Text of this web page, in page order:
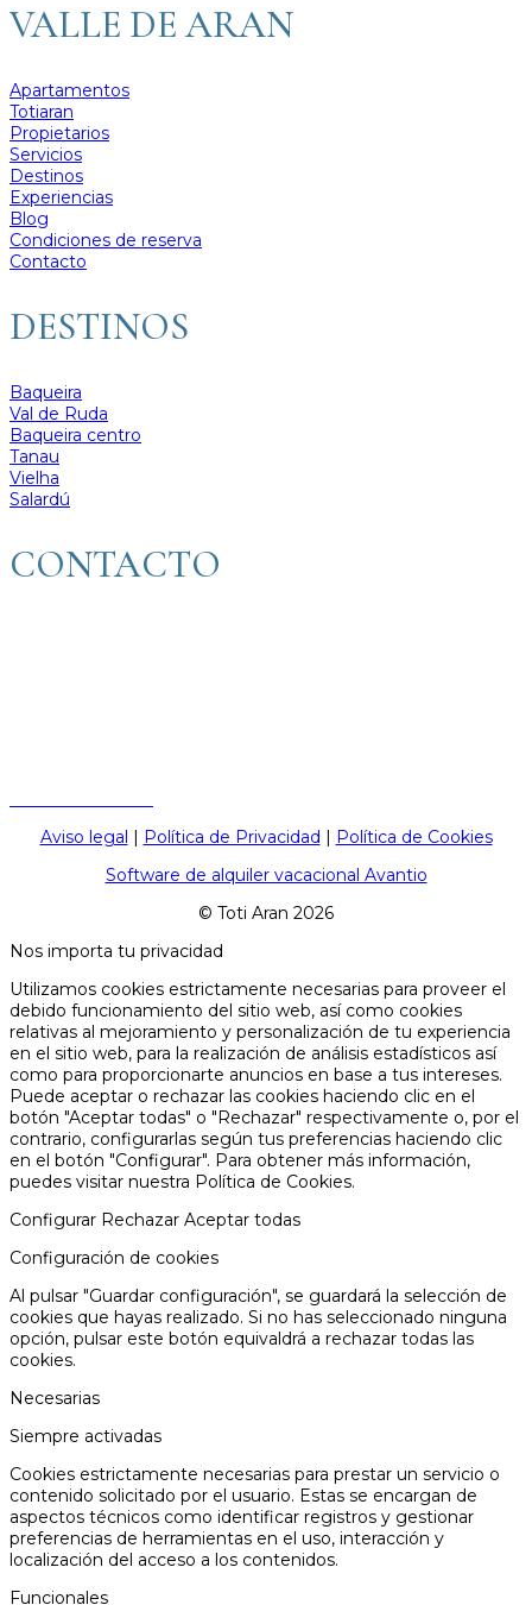
VALLE DE ARAN
Apartamentos
Totiaran
Propietarios
Servicios
Destinos
Experiencias
Blog
Condiciones de reserva
Contacto
DESTINOS
Baqueira
Val de Ruda
Baqueira centro
Tanau
Vielha
Salardú
CONTACTO
Aviso legal | Política de Privacidad | Política de Cookies
Software de alquiler vacacional Avantio
© Toti Aran 2026
Nos importa tu privacidad
Utilizamos cookies estrictamente necesarias para proveer el
debido funcionamiento del sitio web, así como cookies
relativas al mejoramiento y personalización de tu experiencia
en el sitio web, para la realización de análisis estadísticos así
como para proporcionarte anuncios en base a tus intereses.
Puede aceptar o rechazar las cookies haciendo clic en el
botón "Aceptar todas" o "Rechazar" respectivamente o, por el
contrario, configurarlas según tus preferencias haciendo clic
en el botón "Configurar". Para obtener más información,
puedes visitar nuestra Política de Cookies.
Configurar Rechazar Aceptar todas
Configuración de cookies
Al pulsar "Guardar configuración", se guardará la selección de
cookies que hayas realizado. Si no has seleccionado ninguna
opción, pulsar este botón equivaldrá a rechazar todas las
cookies.
Necesarias
Siempre activadas
Cookies estrictamente necesarias para prestar un servicio o
contenido solicitado por el usuario. Estas se encargan de
aspectos técnicos como identificar registros y gestionar
preferencias de herramientas en el uso, interacción y
localización del acceso a los contenidos.
Funcionales